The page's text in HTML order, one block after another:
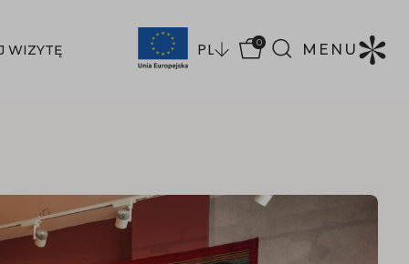
WIZYTĘ PL 0 MENU